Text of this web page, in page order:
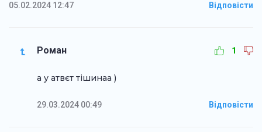
05.02.2024 12:47 Відповісти
Роман 1
а у атвєт тішинаа )
29.03.2024 00:49 Відповісти